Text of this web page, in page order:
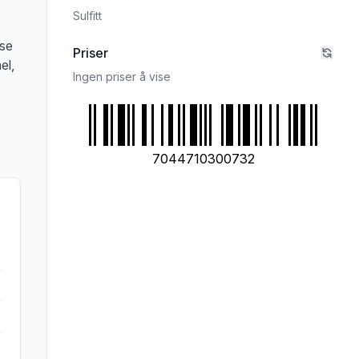
Sulfitt
Priser
Ingen priser å vise
7044710300732